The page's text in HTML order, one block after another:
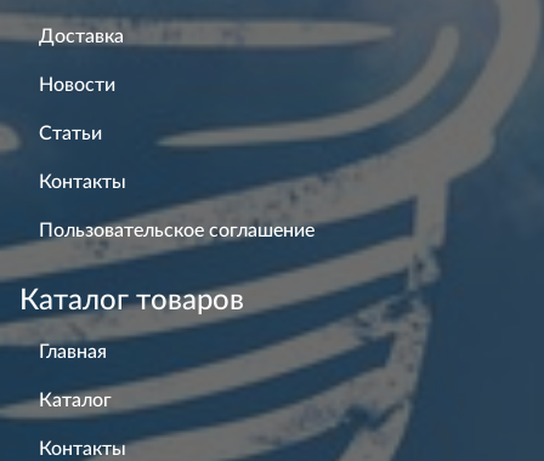
Доставка
Новости
Статьи
Контакты
Пользовательское соглашение
Каталог товаров
Главная
Каталог
Контакты